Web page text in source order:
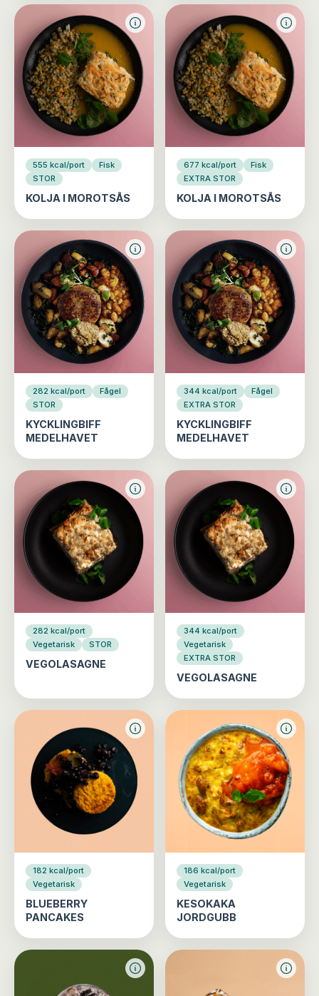
555 kcal/port
Fisk
STOR
KOLJA I MOROTSÅS
677 kcal/port
Fisk
EXTRA STOR
KOLJA I MOROTSÅS
282 kcal/port
Fågel
STOR
KYCKLINGBIFF
MEDELHAVET
344 kcal/port
Fågel
EXTRA STOR
KYCKLINGBIFF
MEDELHAVET
282 kcal/port
Vegetarisk
STOR
VEGOLASAGNE
344 kcal/port
Vegetarisk
EXTRA STOR
VEGOLASAGNE
182 kcal/port
Vegetarisk
BLUEBERRY
PANCAKES
186 kcal/port
Vegetarisk
KESOKAKA
JORDGUBB